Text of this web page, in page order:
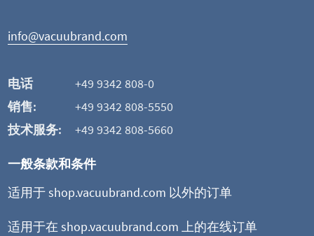
info@vacuubrand.com
电话
+49 9342 808-0
销售:
+49 9342 808-5550
技术服务:
+49 9342 808-5660
一般条款和条件
适用于 shop.vacuubrand.com 以外的订单
适用于在 shop.vacuubrand.com 上的在线订单